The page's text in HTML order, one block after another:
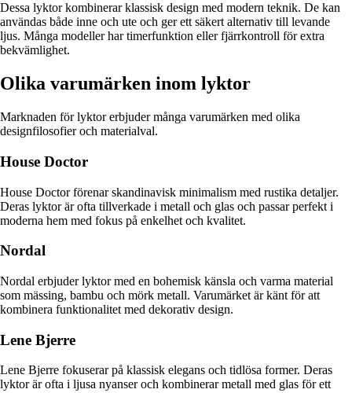
Dessa lyktor kombinerar klassisk design med modern teknik. De kan
användas både inne och ute och ger ett säkert alternativ till levande
ljus. Många modeller har timerfunktion eller fjärrkontroll för extra
bekvämlighet.
Olika varumärken inom lyktor
Marknaden för lyktor erbjuder många varumärken med olika
designfilosofier och materialval.
House Doctor
House Doctor förenar skandinavisk minimalism med rustika detaljer.
Deras lyktor är ofta tillverkade i metall och glas och passar perfekt i
moderna hem med fokus på enkelhet och kvalitet.
Nordal
Nordal erbjuder lyktor med en bohemisk känsla och varma material
som mässing, bambu och mörk metall. Varumärket är känt för att
kombinera funktionalitet med dekorativ design.
Lene Bjerre
Lene Bjerre fokuserar på klassisk elegans och tidlösa former. Deras
lyktor är ofta i ljusa nyanser och kombinerar metall med glas för ett